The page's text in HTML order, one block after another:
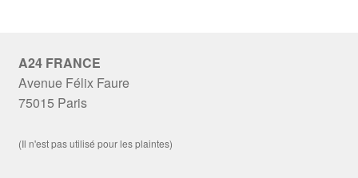
A24 FRANCE
Avenue Félix Faure
75015 Paris
(Il n'est pas utilisé pour les plaintes)